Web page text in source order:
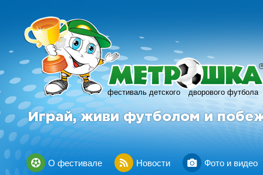
фестиваль детского дворового футбола
R
Играй, живи футболом и
О фестивале Новости Фото и видео